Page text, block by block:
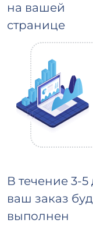
на вашей
странице
В течение 3-5
ваш заказ
выполнен